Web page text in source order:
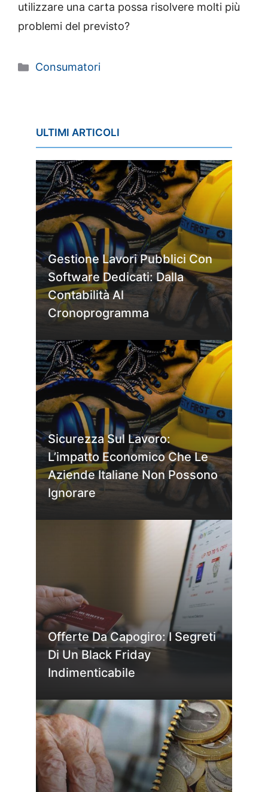
utilizzare una carta possa risolvere molti più
problemi del previsto?
Categorie
Consumatori
ULTIMI ARTICOLI
Gestione Lavori Pubblici Con
Software Dedicati: Dalla
Contabilità Al
Cronoprogramma
Sicurezza Sul Lavoro:
L’impatto Economico Che Le
Aziende Italiane Non Possono
Ignorare
Offerte Da Capogiro: I Segreti
Di Un Black Friday
Indimenticabile